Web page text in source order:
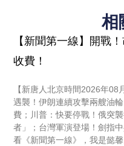
相
【新聞第一線】開戰
收費！
【新唐人北京時間2026年
遇襲！伊朗連續攻擊兩艘油
費；川普：快要停戰！俄突
者」；台灣軍演登場！劍指
看《新聞第一線》，我是懿